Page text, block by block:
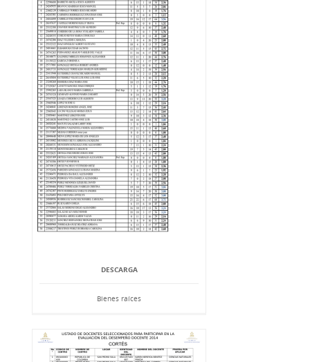
DESCARGA
Bienes raíces